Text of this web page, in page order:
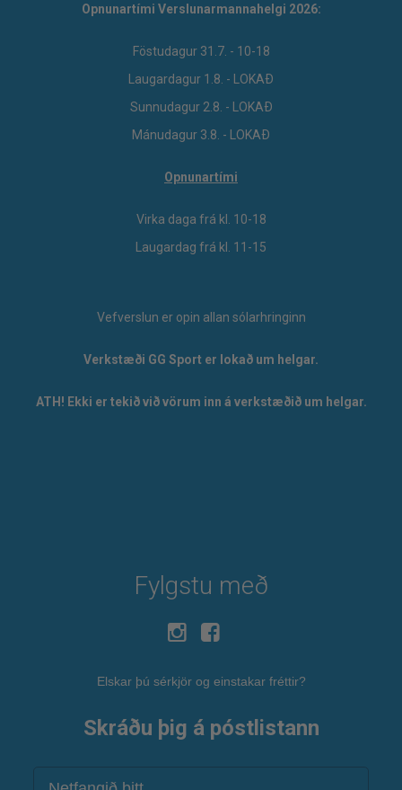
Opnunartími Verslunarmannahelgi 2026:
Föstudagur 31.7. - 10-18
Laugardagur 1.8. - LOKAÐ
Sunnudagur 2.8. - LOKAÐ
Mánudagur 3.8. - LOKAÐ
Opnunartími
Virka daga frá kl. 10-18
Laugardag frá kl. 11-15
Vefverslun er opin allan sólarhringinn
Verkstæði GG Sport er lokað um helgar.
ATH! Ekki er tekið við vörum inn á verkstæðið um helgar.
Fylgstu með
Elskar þú sérkjör og einstakar fréttir?
Skráðu þig á póstlistann